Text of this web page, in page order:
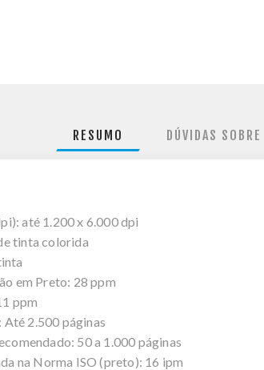
RESUMO DÚVIDAS
até 1.200 x 6.000 dpi
tinta colorida
em Preto: 28 ppm
ppm
2.500 páginas
50 a 1.000 páginas
na Norma ISO (preto): 16 ipm